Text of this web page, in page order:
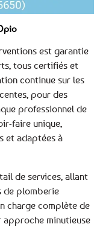
est garantie
tous certifiés et
continue sur les
pour des
professionnel de
faire unique,
et adaptées à
de services, allant
de plomberie
charge complète de
approche minutieuse